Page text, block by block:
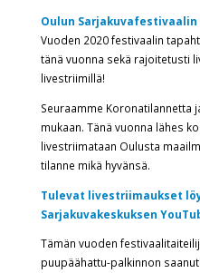
Oulun Sarjakuvafestivaalin
Vuoden 2020 festivaalin
tänä vuonna sekä rajoitetusti
livestriimillä!
Seuraamme Koronatilannetta
mukaan. Tänä vuonna lähes
livestriimataan Oulusta
tilanne mikä hyvänsä.
Tulevat livestriimaukset
Sarjakuvakeskuksen
Tämän vuoden
puupäähattu-palkinnon